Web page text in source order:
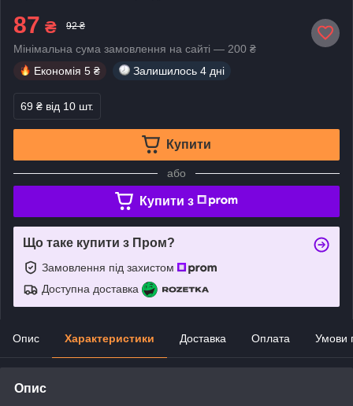
87 ₴ 92 ₴
Мінімальна сума замовлення на сайті — 200 ₴
Економія 5 ₴ Залишилось 4 дні
69 ₴ від 10 шт.
Купити
або
Купити з
Що таке купити з Пром?
Замовлення під захистом
Доступна доставка
Опис Характеристики Доставка Оплата Умови
Опис